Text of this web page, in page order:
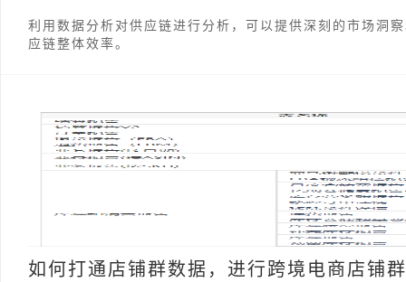
利用数据分析对供应链进行分析，可以提供深刻的市场洞
应链整体效率。
如何打通店铺群数据，进行跨境电商店铺